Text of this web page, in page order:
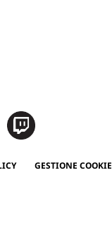
GESTIONE COOKIE